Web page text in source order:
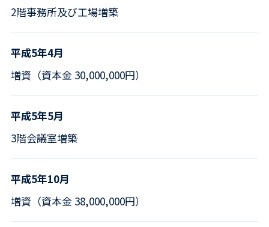
2階事務所及び工場増築
平成5年4月
増資（資本金 30,000,000円）
平成5年5月
3階会議室増築
平成5年10月
増資（資本金 38,000,000円）